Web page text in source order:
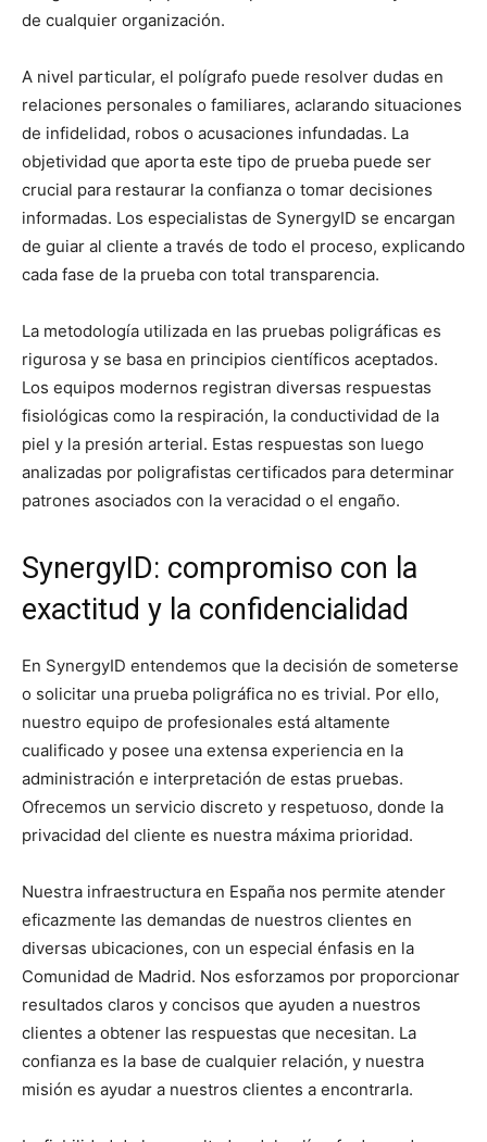
de cualquier organización.
A nivel particular, el polígrafo puede resolver dudas en
relaciones personales o familiares, aclarando situaciones
de infidelidad, robos o acusaciones infundadas. La
objetividad que aporta este tipo de prueba puede ser
crucial para restaurar la confianza o tomar decisiones
informadas. Los especialistas de SynergyID se encargan
de guiar al cliente a través de todo el proceso, explicando
cada fase de la prueba con total transparencia.
La metodología utilizada en las pruebas poligráficas es
rigurosa y se basa en principios científicos aceptados.
Los equipos modernos registran diversas respuestas
fisiológicas como la respiración, la conductividad de la
piel y la presión arterial. Estas respuestas son luego
analizadas por poligrafistas certificados para determinar
patrones asociados con la veracidad o el engaño.
SynergyID: compromiso con la
exactitud y la confidencialidad
En SynergyID entendemos que la decisión de someterse
o solicitar una prueba poligráfica no es trivial. Por ello,
nuestro equipo de profesionales está altamente
cualificado y posee una extensa experiencia en la
administración e interpretación de estas pruebas.
Ofrecemos un servicio discreto y respetuoso, donde la
privacidad del cliente es nuestra máxima prioridad.
Nuestra infraestructura en España nos permite atender
eficazmente las demandas de nuestros clientes en
diversas ubicaciones, con un especial énfasis en la
Comunidad de Madrid. Nos esforzamos por proporcionar
resultados claros y concisos que ayuden a nuestros
clientes a obtener las respuestas que necesitan. La
confianza es la base de cualquier relación, y nuestra
misión es ayudar a nuestros clientes a encontrarla.